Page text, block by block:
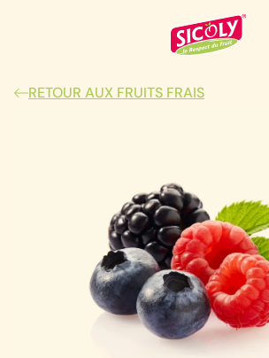
RETOUR AUX FRUITS FRAIS